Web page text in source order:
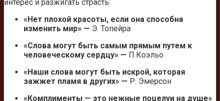
интерес и разжигать страсть:
«Нет плохой красоты, если она способна
изменить мир» — Э. Топейра
«Слова могут быть самым прямым путем к
человеческому сердцу» — П.Коэльо
«Наши слова могут быть искрой, которая
зажжет пламя в других» — Р. Эмерсон
«Комплименты — это нежные поцелуи на душе»